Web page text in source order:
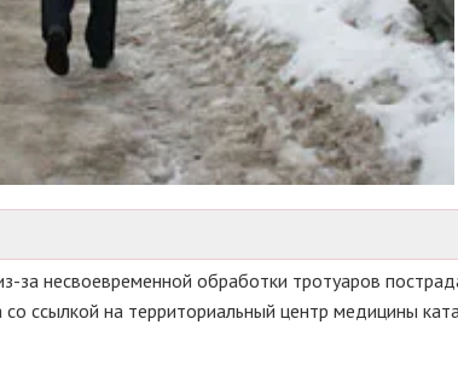
за несвоевременной обработки тротуаров
со ссылкой на территориальный центр медицины